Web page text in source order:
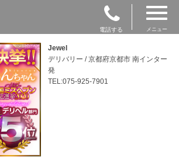
電話する メニュー
Jewel
デリバリー / 京都府京都市 南インター
発
TEL:075-925-7901